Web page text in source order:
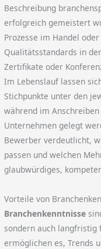
Beschreibung
erfolgreich gemeistert
Prozesse im Handel
Qualitätsstandards in
Zertifikate oder
Im Lebenslauf lassen
Stichpunkte unter den
während im
Unternehmen gelegt
Bewerber verdeutlicht,
passen und welchen
glaubwürdiges,
Vorteile von
Branchenkenntnisse
sondern auch langfristig
ermöglichen es, Trends